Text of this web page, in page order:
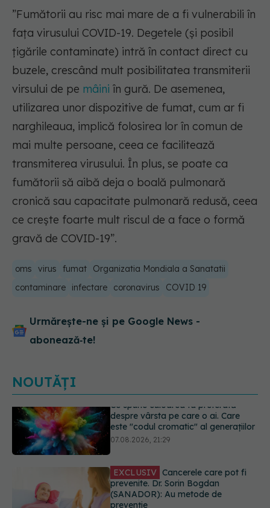
”Fumătorii au risc mai mare de a fi vulnerabili în
fața virusului COVID-19. Degetele (și posibil
țigările contaminate) intră în contact direct cu
buzele, crescând mult posibilitatea transmiterii
virsului de pe mâini în gură. De asemenea,
utilizarea unor dispozitive de fumat, cum ar fi
narghileaua, implică folosirea lor în comun de
mai multe persoane, ceea ce facilitează
transmiterea virusului. În plus, se poate ca
fumătorii să aibă deja o boală pulmonară
cronică sau capacitate pulmonară redusă, ceea
ce crește foarte mult riscul de a face o formă
gravă de COVID-19”.
oms virus fumat
Organizatia Mondiala a Sanatatii
contaminare
infectare coronavirus COVID 19
Urmărește-ne și pe Google News -
abonează‑te!
NOUTĂȚI
EXCLUSIV Cancerele care pot fi
prevenite. Dr. Sorin Bogdan
(SANADOR): Au metode de
07.08.2026, 20:09
Testul din deget care ar putea